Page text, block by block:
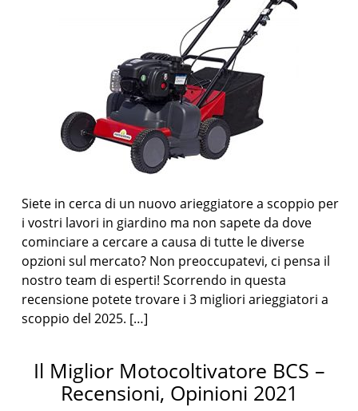
Siete in cerca di un nuovo arieggiatore a scoppio per
i vostri lavori in giardino ma non sapete da dove
cominciare a cercare a causa di tutte le diverse
opzioni sul mercato? Non preoccupatevi, ci pensa il
nostro team di esperti! Scorrendo in questa
recensione potete trovare i 3 migliori arieggiatori a
scoppio del 2025. […]
Il Miglior Motocoltivatore BCS –
Recensioni, Opinioni 2021